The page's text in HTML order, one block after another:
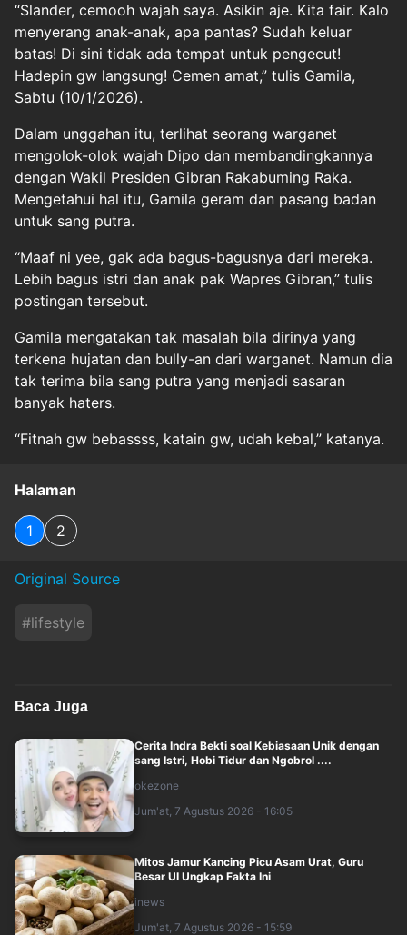
“Slander, cemooh wajah saya. Asikin aje. Kita fair. Kalo
menyerang anak-anak, apa pantas? Sudah keluar
batas! Di sini tidak ada tempat untuk pengecut!
Hadepin gw langsung! Cemen amat,” tulis Gamila,
Sabtu (10/1/2026).
Dalam unggahan itu, terlihat seorang warganet
mengolok-olok wajah Dipo dan membandingkannya
dengan Wakil Presiden Gibran Rakabuming Raka.
Mengetahui hal itu, Gamila geram dan pasang badan
untuk sang putra.
“Maaf ni yee, gak ada bagus-bagusnya dari mereka.
Lebih bagus istri dan anak pak Wapres Gibran,” tulis
postingan tersebut.
Gamila mengatakan tak masalah bila dirinya yang
terkena hujatan dan bully-an dari warganet. Namun dia
tak terima bila sang putra yang menjadi sasaran
banyak haters.
“Fitnah gw bebassss, katain gw, udah kebal,” katanya.
Halaman
1 2
Original Source
#lifestyle
Baca Juga
Cerita Indra Bekti soal Kebiasaan Unik dengan
sang Istri, Hobi Tidur dan Ngobrol ....
okezone
Jum'at, 7 Agustus 2026 - 16:05
Mitos Jamur Kancing Picu Asam Urat, Guru
Besar UI Ungkap Fakta Ini
inews
Jum'at, 7 Agustus 2026 - 15:59